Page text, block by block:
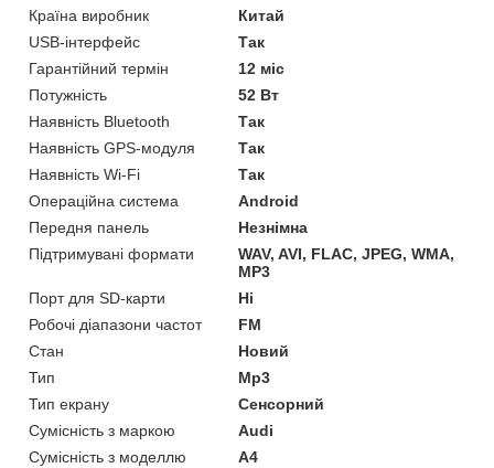
Країна виробник
Китай
USB-інтерфейс
Так
Гарантійний термін
12 міс
Потужність
52 Вт
Наявність Bluetooth
Так
Наявність GPS-модуля
Так
Наявність Wi-Fi
Так
Операційна система
Android
Передня панель
Незнімна
Підтримувані формати
WAV, AVI, FLAC, JPEG, WMA,
MP3
Порт для SD-карти
Ні
Робочі діапазони частот
FM
Стан
Новий
Тип
Mp3
Тип екрану
Сенсорний
Сумісність з маркою
Audi
Сумісність з моделлю
A4